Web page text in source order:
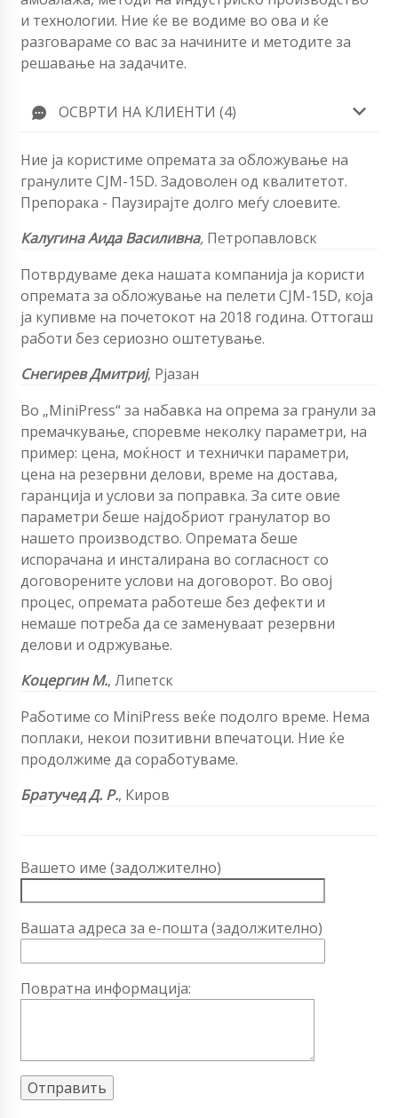
и технологии. Ние ќе ве водиме во ова и ќе
разговараме со вас за начините и методите за
решавање на задачите.
ОСВРТИ НА КЛИЕНТИ (4)
Ние ја користиме опремата за обложување на
гранулите CJM-15D. Задоволен од квалитетот.
Препорака - Паузирајте долго меѓу слоевите.
Калугина Аида Василивна, Петропавловск
Потврдуваме дека нашата компанија ја користи
опремата за обложување на пелети CJM-15D, која
ја купивме на почетокот на 2018 година. Оттогаш
работи без сериозно оштетување.
Снегирев Дмитриј, Рјазан
Во „MiniPress“ за набавка на опрема за гранули за
премачкување, споревме неколку параметри, на
пример: цена, моќност и технички параметри,
цена на резервни делови, време на достава,
гаранција и услови за поправка. За сите овие
параметри беше најдобриот гранулатор во
нашето производство. Опремата беше
испорачана и инсталирана во согласност со
договорените услови на договорот. Во овој
процес, опремата работеше без дефекти и
немаше потреба да се заменуваат резервни
делови и одржување.
Коцергин М., Липетск
Работиме со MiniPress веќе подолго време. Нема
поплаки, некои позитивни впечатоци. Ние ќе
продолжиме да соработуваме.
Братучед Д. Р., Киров
Вашето име (задолжително)
Вашата адреса за е-пошта (задолжително)
Повратна информација: